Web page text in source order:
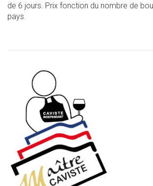
de 6 jours. Prix fonction du nombre de
pays.